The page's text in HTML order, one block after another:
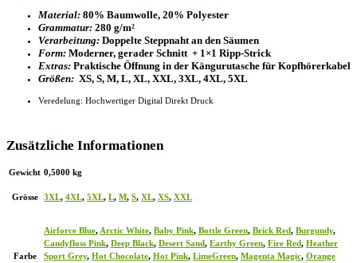
Material: 80% Baumwolle, 20% Polyester
Grammatur: 280 g/m²
Verarbeitung: Doppelte Steppnaht an den Säumen
Form: Moderner, gerader Schnitt + 1×1 Ripp-Strick
Extras: Praktische Öffnung in der Kängurutasche für Kopfhörerkabel
Größen: XS, S, M, L, XL, XXL, 3XL, 4XL, 5XL
Veredelung: Hochwertiger Digital Direkt Druck
Zusätzliche Informationen
Gewicht 0,5000 kg
Grösse 3XL, 4XL, 5XL, L, M, S, XL, XS, XXL
Farbe
Airforce Blue, Arctic White, Baby Pink, Bottle Green, Brick Red, Burgundy,
Candyfloss Pink, Deep Black, Desert Sand, Earthy Green, Fire Red, Heather
Sport Grey, Hot Chocolate, Hot Pink, LimeGreen, Magenta Magic, Orange